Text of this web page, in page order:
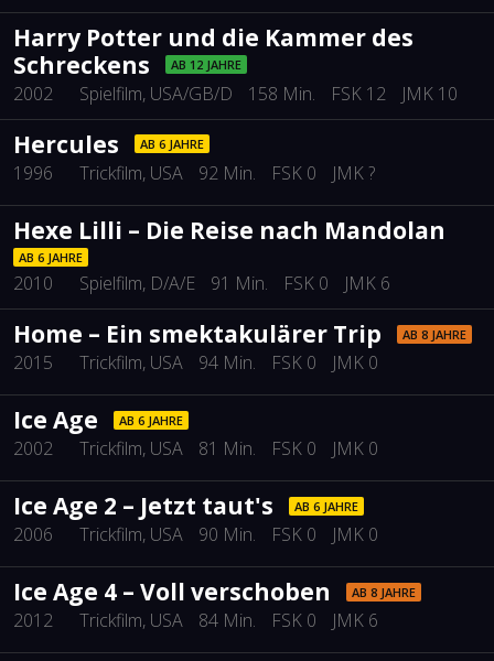
Harry Potter und die Kammer des
Schreckens
AB 12 JAHRE
2002 Spielfilm, USA/GB/D 158 Min. FSK 12 JMK 10
Hercules AB 6 JAHRE
1996 Trickfilm, USA 92 Min. FSK 0 JMK ?
Hexe Lilli – Die Reise nach Mandolan
AB 6 JAHRE
2010 Spielfilm, D/A/E 91 Min. FSK 0 JMK 6
Home – Ein smektakulärer Trip AB 8 JAHRE
2015 Trickfilm, USA 94 Min. FSK 0 JMK 0
Ice Age AB 6 JAHRE
2002 Trickfilm, USA 81 Min. FSK 0 JMK 0
Ice Age 2 – Jetzt taut's AB 6 JAHRE
2006 Trickfilm, USA 90 Min. FSK 0 JMK 0
Ice Age 4 – Voll verschoben AB 8 JAHRE
2012 Trickfilm, USA 84 Min. FSK 0 JMK 6